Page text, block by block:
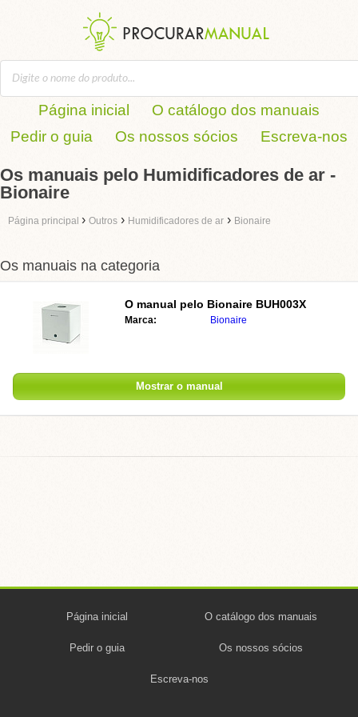
Página inicial
O catálogo dos manuais
Pedir o guia
Os nossos sócios Escreva-nos
Os manuais pelo Humidificadores de ar -
Bionaire
Página principal › Outros › Humidificadores de ar › Bionaire
Os manuais na categoria
O manual pelo Bionaire BUH003X
Marca: Bionaire
Mostrar o manual
Página inicial O catálogo dos manuais
Pedir o guia Os nossos sócios
Escreva-nos